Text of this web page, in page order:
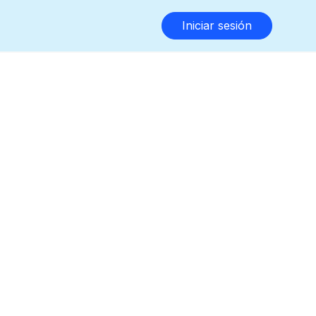
Iniciar sesión